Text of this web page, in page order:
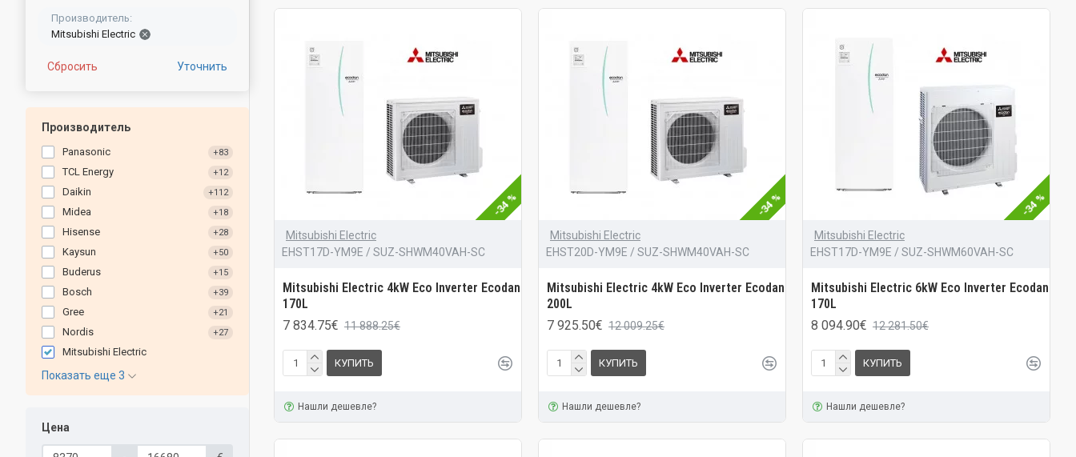
Производитель:
Mitsubishi Electric
Сбросить Уточнить
Производитель
Panasonic +83
TCL Energy +12
Daikin +112
Midea +18
Hisense +28
Kaysun +50
Buderus +15
Bosch +39
Gree +21
Nordis +27
Mitsubishi Electric
Показать еще 3
Цена
-34 %
Mitsubishi Electric
EHST17D-YM9E / SUZ-SHWM40VAH-SC
Mitsubishi Electric 4kW Eco Inverter Ecodan
170L
7 834.75€ 11 888.25€
КУПИТЬ
Нашли дешевле?
-34 %
Mitsubishi Electric
EHST20D-YM9E / SUZ-SHWM40VAH-SC
Mitsubishi Electric 4kW Eco Inverter Ecodan
200L
7 925.50€ 12 009.25€
КУПИТЬ
Нашли дешевле?
-34 %
Mitsubishi Electric
EHST17D-YM9E / SUZ-SHWM60VAH-SC
Mitsubishi Electric 6kW Eco Inverter Ecodan
170L
8 094.90€ 12 281.50€
КУПИТЬ
Нашли дешевле?